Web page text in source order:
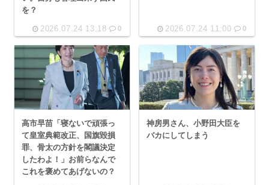
を？
2026.07.24 13:18 0 2026.07.24 11:00 0
高市早苗「寝ないで頑張っ
て皇室典範改正、国旗毀損
罪、骨太の方針を閣議決定
したわよ！」お前らなんで
これを褒めてあげないの？
神房男さん、小野田大臣を
バカにしてしまう